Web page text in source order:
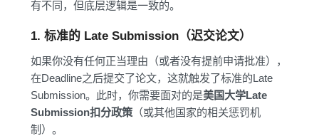
有不同，但底层逻辑是一致的。
1. 标准的 Late Submission（迟交论文）
如果你没有任何正当理由（或者没有提前申请批准），
在Deadline之后提交了论文，这就触发了标准的Late
Submission。此时，你需要面对的是美国大学Late
Submission扣分政策（或其他国家的相关惩罚机
制）。